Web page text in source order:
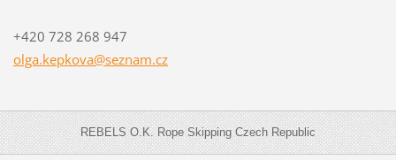
+420 728 268 947
olga.kepkova@seznam.cz
REBELS O.K. Rope Skipping Czech Republic